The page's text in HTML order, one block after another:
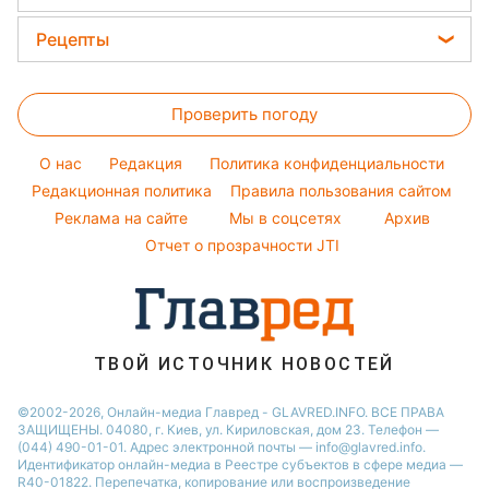
Новости Житомира
Новости Одессы
Новости Харькова
Новости Полтавы
Новости Сум
Новости Черкассы
Новости Ровно
Алла Пугачева
Настя Каменских
Виталий Козловский
Потап
София Ротару
Ольга Сумская
Новости моды
Советы от Андре Тана
Женские стрижки
Окрашивание волос
Красивый маникюр
Головоломки
Тесты по картинке
Оптические иллюзии
Народные приметы
Все о шоу-бизнесе
Рецепты
Простые блюда
Легкие десерты
Напитки
Праздничное меню
Проверить погоду
O нас Редакция
Политика конфиденциальности
Редакционная политика
Правила пользования сайтом
Реклама на сайте
Мы в соцсетях
Архив
Отчет о прозрачности JTI
ТВОЙ ИСТОЧНИК НОВОСТЕЙ
©2002-2026, Онлайн-медиа Главред - GLAVRED.INFO. ВСЕ ПРАВА
ЗАЩИЩЕНЫ. 04080, г. Киев, ул. Кириловская, дом 23. Телефон —
(044) 490-01-01. Адрес электронной почты — info@glavred.info.
Идентификатор онлайн-медиа в Реестре cубъектов в сфере медиа —
R40-01822. Перепечатка, копирование или воспроизведение